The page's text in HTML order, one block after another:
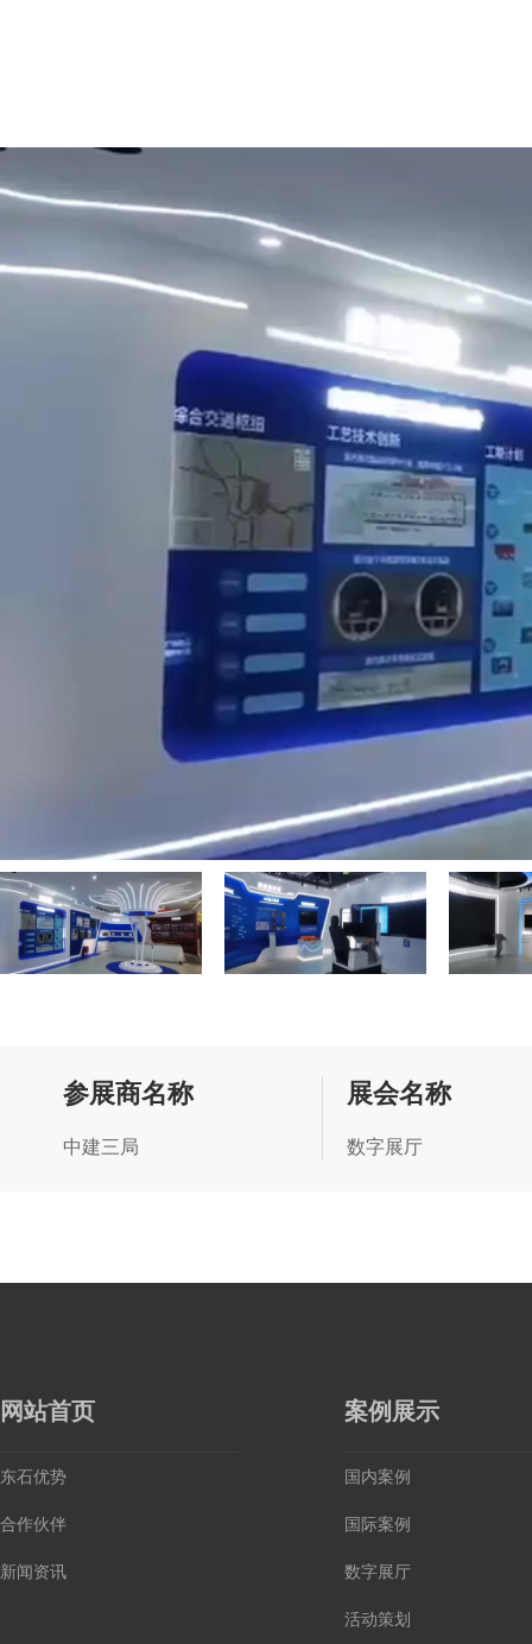
参展商名称
中建三局
展会名称
数字展厅
网站首页
东石优势
合作伙伴
新闻资讯
案例展示
国内案例
国际案例
数字展厅
活动策划